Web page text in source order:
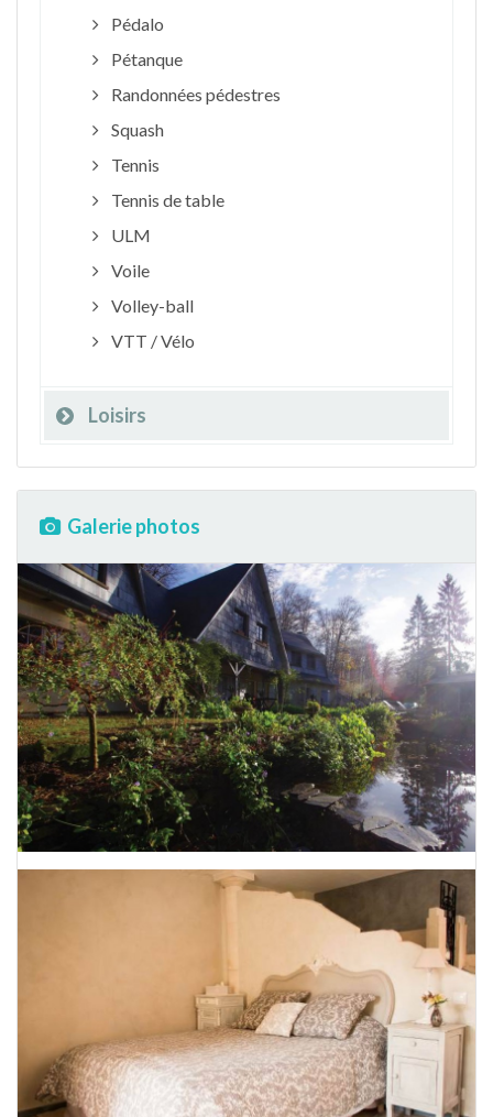
Pédalo
Pétanque
Randonnées pédestres
Squash
Tennis
Tennis de table
ULM
Voile
Volley-ball
VTT / Vélo
Loisirs
Galerie photos